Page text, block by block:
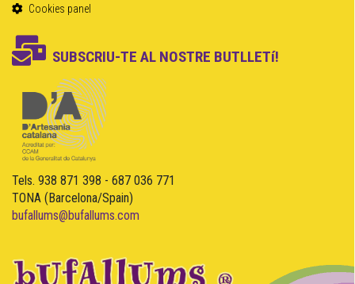
Cookies panel
SUBSCRIU-TE AL NOSTRE BUTLLETí!
Tels. 938 871 398 - 687 036 771
TONA (Barcelona/Spain)
bufallums@bufallums.com